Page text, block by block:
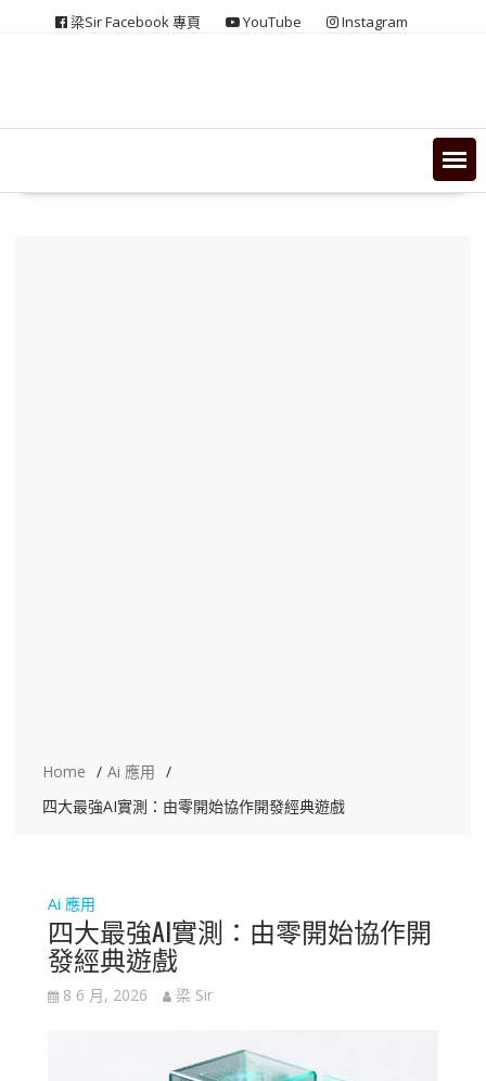
梁Sir Facebook 專頁 YouTube Instagram
Home
Ai 應用
四大最強AI實測：由零開始協作開發經典遊戲
Ai 應用
四大最強AI實測：由零開始協作開
發經典遊戲
8 6 月, 2026 梁 Sir